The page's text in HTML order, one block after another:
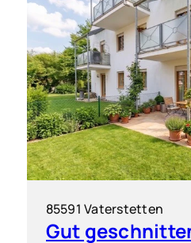
85591 Vaterstetten